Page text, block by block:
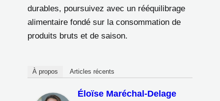
durables, poursuivez avec un rééquilibrage
alimentaire fondé sur la consommation de
produits bruts et de saison.
À propos Articles récents
Éloïse Maréchal-Delage